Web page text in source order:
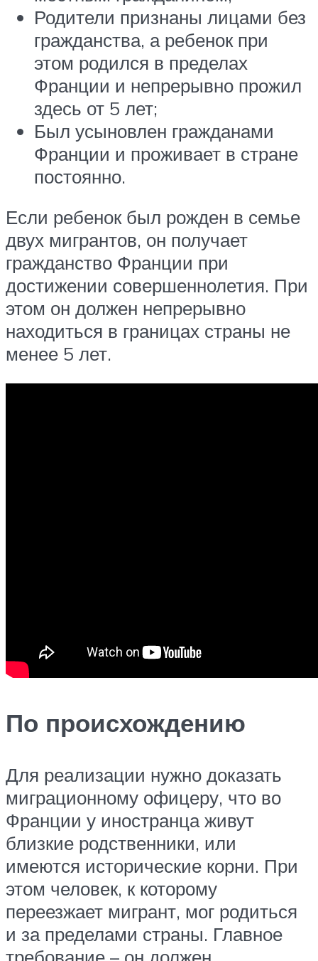
Родители признаны лицами без
гражданства, а ребенок при
этом родился в пределах
Франции и непрерывно прожил
здесь от 5 лет;
Был усыновлен гражданами
Франции и проживает в стране
постоянно.
Если ребенок был рожден в семье
двух мигрантов, он получает
гражданство Франции при
достижении совершеннолетия. При
этом он должен непрерывно
находиться в границах страны не
менее 5 лет.
По происхождению
Для реализации нужно доказать
миграционному офицеру, что во
Франции у иностранца живут
близкие родственники, или
имеются исторические корни. При
этом человек, к которому
переезжает мигрант, мог родиться
и за пределами страны. Главное